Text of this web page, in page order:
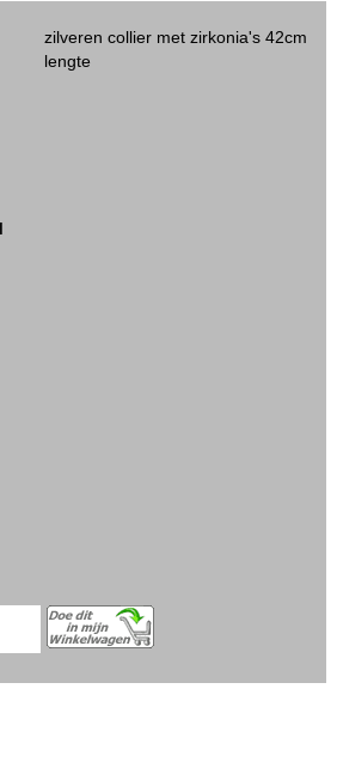
zilveren collier met zirkonia's 42cm
lengte